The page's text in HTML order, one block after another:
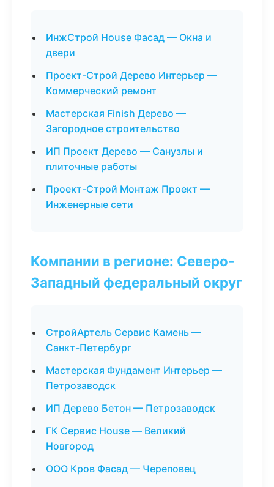
ИнжСтрой House Фасад — Окна и
двери
Проект-Строй Дерево Интерьер —
Коммерческий ремонт
Мастерская Finish Дерево —
Загородное строительство
ИП Проект Дерево — Санузлы и
плиточные работы
Проект-Строй Монтаж Проект —
Инженерные сети
Компании в регионе: Северо-
Западный федеральный округ
СтройАртель Сервис Камень —
Санкт-Петербург
Мастерская Фундамент Интерьер —
Петрозаводск
ИП Дерево Бетон — Петрозаводск
ГК Сервис House — Великий
Новгород
ООО Кров Фасад — Череповец